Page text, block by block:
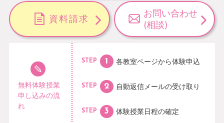
資料請求
お問い合わせ
(相談)
無料体験授業
申し込みの流
れ
STEP 各教室ページから体験申込
STEP 自動返信メールの受け取り
STEP 体験授業日程の確定